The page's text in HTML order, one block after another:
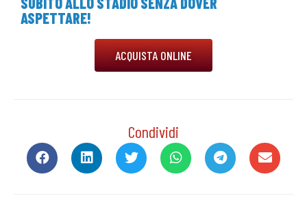
ASPETTARE!
ACQUISTA ONLINE
Condividi